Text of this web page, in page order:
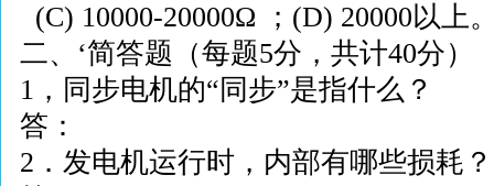
(C) 10000-20000Ω ； (D) 20000以上
二、 ‘简答题（每题5分，共计40分）
1 ，同步电机的“同步”是指什么？
答：
2 ．发电机运行时，内部有哪些损耗？